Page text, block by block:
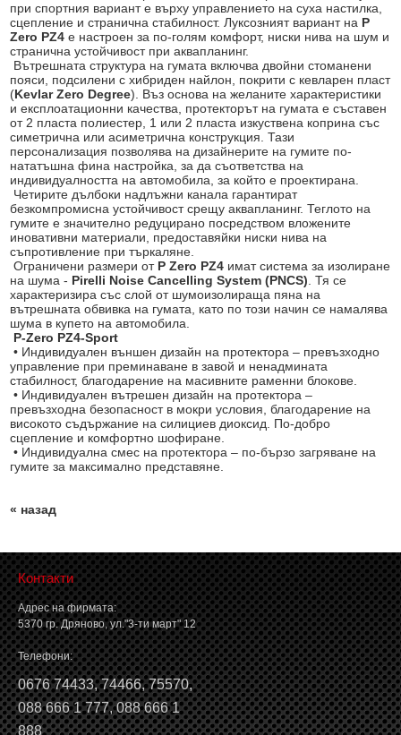
при спортния вариант е върху управлението на суха настилка,
сцепление и странична стабилност. Луксозният вариант на P
Zero PZ4 е настроен за по-голям комфорт, ниски нива на шум и
странична устойчивост при аквапланинг.
Вътрешната структура на гумата включва двойни стоманени
пояси, подсилени с хибриден найлон, покрити с кевларен пласт
(Kevlar Zero Degree). Въз основа на желаните характеристики
и експлоатационни качества, протекторът на гумата е съставен
от 2 пласта полиестер, 1 или 2 пласта изкуствена коприна със
симетрична или асиметрична конструкция. Тази
персонализация позволява на дизайнерите на гумите по-
нататъшна фина настройка, за да съответства на
индивидуалността на автомобила, за който е проектирана.
Четирите дълбоки надлъжни канала гарантират
безкомпромисна устойчивост срещу аквапланинг. Теглото на
гумите е значително редуцирано посредством вложените
иновативни материали, предоставяйки ниски нива на
съпротивление при търкаляне.
Ограничени размери отP Zero PZ4 имат система за изолиране
на шума - Pirelli Noise Cancelling System (PNCS). Тя се
характеризира със слой от шумоизолираща пяна на
вътрешната обвивка на гумата, като по този начин се намалява
шума в купето на автомобила.
P-Zero PZ4-Sport
• Индивидуален външен дизайн на протектора – превъзходно
управление при преминаване в завой и ненадмината
стабилност, благодарение на масивните раменни блокове.
• Индивидуален вътрешен дизайн на протектора –
превъзходна безопасност в мокри условия, благодарение на
високото съдържание на силициев диоксид. По-добро
сцепление и комфортно шофиране.
• Индивидуална смес на протектора – по-бързо загряване на
гумите за максимално представяне.
« назад
Контакти
Адрес на фирмата:
5370 гр. Дряново, ул."3-ти март" 12
Телефони:
0676 74433,74466,75570,
088 666 1 777,088 666 1
888